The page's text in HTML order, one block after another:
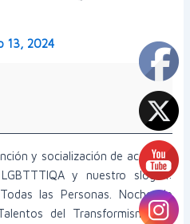
13, 2024
y socialización de acciones
y nuestro slogan:
las Personas. Noche de
del Transformismo en